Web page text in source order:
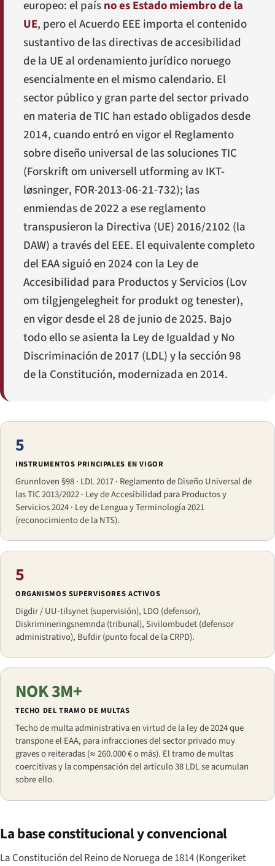
europeo: el paísno es Estado miembro de la
UE, pero el Acuerdo EEE importa el contenido
sustantivo de las directivas de accesibilidad
de la UE al ordenamiento jurídico noruego
esencialmente en el mismo calendario. El
sector público y gran parte del sector privado
en materia de TIC han estado obligados desde
2014, cuando entró en vigor el Reglamento
sobre diseño universal de las soluciones TIC
(Forskrift om universell utforming av IKT-
løsninger, FOR-2013-06-21-732); las
enmiendas de 2022 a ese reglamento
transpusieron la Directiva (UE) 2016/2102 (la
DAW) a través del EEE. El equivalente completo
del EAA siguió en 2024 con la Ley de
Accesibilidad para Productos y Servicios (Lov
om tilgjengelegheit for produkt og tenester),
en vigor desde el 28 de junio de 2025. Bajo
todo ello se asienta la Ley de Igualdad y No
Discriminación de 2017 (LDL) y la sección 98
de la Constitución, modernizada en 2014.
5
INSTRUMENTOS PRINCIPALES EN VIGOR
Grunnloven §98 · LDL 2017 · Reglamento de Diseño Universal de
las TIC 2013/2022 · Ley de Accesibilidad para Productos y
Servicios 2024 · Ley de Lengua y Terminología 2021
(reconocimiento de la NTS).
5
ORGANISMOS SUPERVISORES ACTIVOS
Digdir / UU-tilsynet (supervisión), LDO (defensor),
Diskrimineringsnemnda (tribunal), Sivilombudet (defensor
administrativo), Bufdir (punto focal de la CRPD).
NOK 3M+
TECHO DEL TRAMO DE MULTAS
Techo de multa administrativa en virtud de la ley de 2024 que
transpone el EAA, para infracciones del sector privado muy
graves o reiteradas (≈ 260.000 € o más). El tramo de multas
coercitivas y la compensación del artículo 38 LDL se acumulan
sobre ello.
La base constitucional y convencional
La Constitución del Reino de Noruega de 1814 (Kongeriket